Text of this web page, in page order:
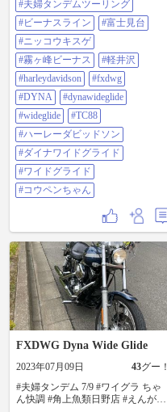
策 #harleydavidson #fxdwg #dyna
#dynawideglide #wideglide #tc88 #ハ
ーレーダビッドソン #ダイナワイド
グライド #ワイドグライド #コウペ
ンちゃん
#夫婦タンデムツーリング
#ビーナスライン
#富士見台
#ニッコウキスゲ
#霧ヶ峰ビーナス
#軽井沢
#harleydavidson
#fxdwg
#DYNA
#dynawideglide
#wideglide
#TC88
#ハーレーダビッドソン
#ダイナワイドグライド
#ワイドグライド
#コウペンちゃん
FXDWG Dyna Wide Glide
2023年07月09日 43グー！
#夫婦タンデム 7/9 #ワイグラ ちゃ
ん快調 #角上魚類日野店 #えんがわ